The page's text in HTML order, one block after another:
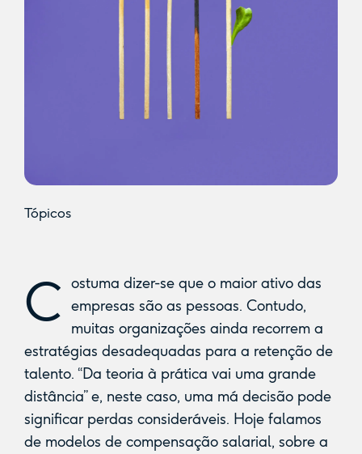
Tópicos
C ostuma dizer-se que o maior ativo das
empresas são as pessoas. Contudo,
muitas organizações ainda recorrem a
estratégias desadequadas para a retenção de
talento. “Da teoria à prática vai uma grande
distância” e, neste caso, uma má decisão pode
significar perdas consideráveis. Hoje falamos
de modelos de compensação salarial, sobre a